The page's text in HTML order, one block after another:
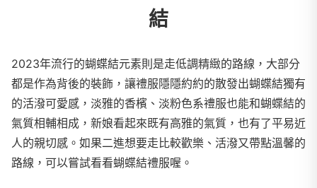
結
2023年流行的蝴蝶結元素則是走低調精緻的路線，大部分
都是作為背後的裝飾，讓禮服隱隱約約的散發出蝴蝶結獨有
的活潑可愛感，淡雅的香檳、淡粉色系禮服也能和蝴蝶結的
氣質相輔相成，新娘看起來既有高雅的氣質，也有了平易近
人的親切感。如果二進想要走比較歡樂、活潑又帶點溫馨的
路線，可以嘗試看看蝴蝶結禮服喔。